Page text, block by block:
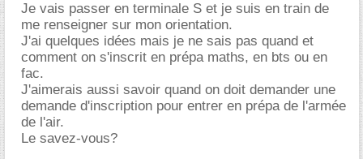
Je vais passer en terminale S et je suis en train de
me renseigner sur mon orientation.
J'ai quelques idées mais je ne sais pas quand et
comment on s'inscrit en prépa maths, en bts ou en
fac.
J'aimerais aussi savoir quand on doit demander une
demande d'inscription pour entrer en prépa de l'armée
de l'air.
Le savez-vous?